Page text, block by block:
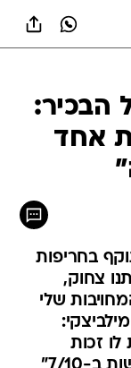
הבכיר:
אחד
בחריפות
צחוק,
שלי
לו זכות